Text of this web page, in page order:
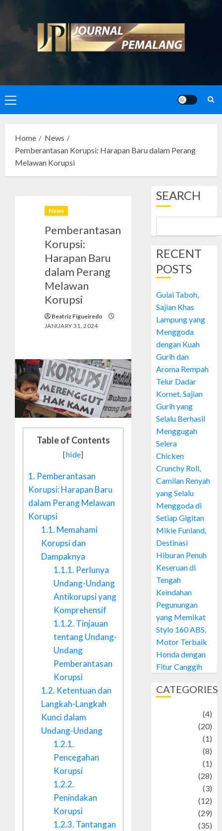
content
Primary
Menu
Home
News
Pemberantasan Korupsi: Harapan Baru dalam Perang
Melawan Korupsi
News
Pemberantasan
Korupsi:
Harapan Baru
dalam Perang
Melawan
Korupsi
Beatriz Figueiredo
JANUARY 31, 2024
Table of Contents
[hide]
1. Pemberantasan
Korupsi: Harapan Baru
dalam Perang Melawan
Korupsi
1.1. Memahami
Korupsi dan
Dampaknya
1.1.1. Perlunya
Undang-Undang
Antikorupsi yang
Komprehensif
1.1.2. Tinjauan
tentang Undang-
Undang
Pemberantasan
Korupsi
1.2. Ketentuan dan
Langkah-Langkah
Kunci dalam
Undang-Undang
1.2.1.
Pencegahan
Korupsi
1.2.2.
Penindakan
Korupsi
1.2.3. Tantangan
SEARCH
RECENT
POSTS
Gulai Taboh,
Sajian Khas
Lampung yang
Menggoda
dengan Kuah
Gurih dan
Aroma Rempah
Telur Dadar
Kornet, Sajian
Gurih yang
Selalu Berhasil
Menggugah
Selera
Chicken
Crunchy Roll,
Camilan Renyah
yang Selalu
Menggoda di
Setiap Gigitan
Mikie Funland,
Destinasi
Hiburan Penuh
Keseruan di
Tengah
Keindahan
Pegunungan
yang Memikat
Stylo 160 ABS,
Motor Terbaik
Honda dengan
Fitur Canggih
CATEGORIES
(4)
(20)
(1)
(8)
(1)
(28)
(3)
(12)
(29)
(35)